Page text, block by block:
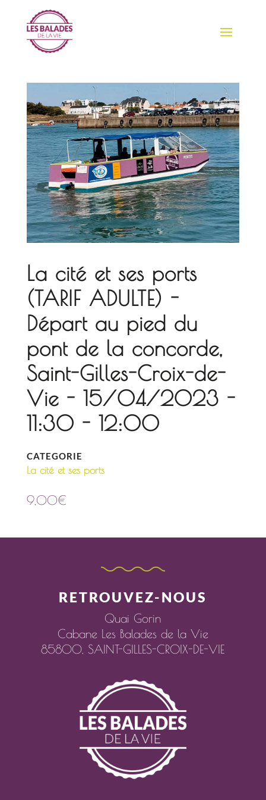
La cité et ses ports
(TARIF ADULTE) -
Départ au pied du
pont de la concorde,
Saint-Gilles-Croix-de-
Vie - 15/04/2023 -
11:30 - 12:00
CATEGORIE
La cité et ses ports
9,00€
RETROUVEZ-NOUS
Quai Gorin
Cabane Les Balades de la Vie
85800,SAINT-GILLES-CROIX-DE-VIE